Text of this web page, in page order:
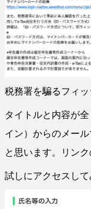
税務署を騙るフィッ
タイトルと内容が
イン）からのメー
と思います。リン
試しにアクセスして